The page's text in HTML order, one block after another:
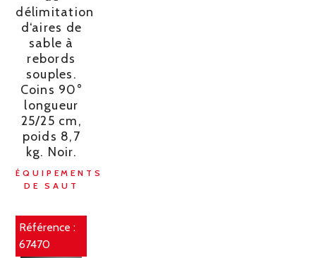
délimitation
d‘aires de
sable à
rebords
souples.
Coins 90°
longueur
25/25 cm,
poids 8,7
kg. Noir.
ÉQUIPEMENTS
DE SAUT
Référence :
67470